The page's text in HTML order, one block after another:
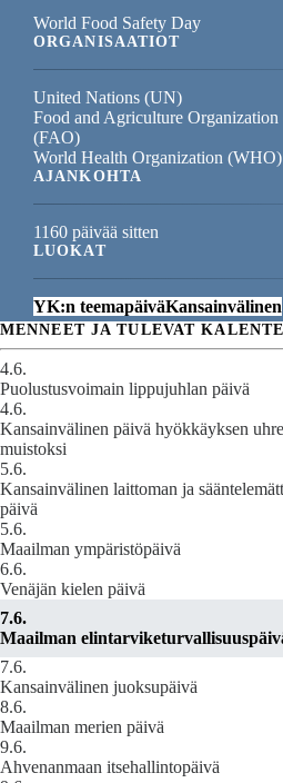
World Food Safety Day
ORGANISAATIOT
United Nations (UN)
Food and Agriculture
(FAO)
World Health Organization (WHO)
AJANKOHTA
1160 päivää sitten
LUOKAT
YK:n teemapäiväKansainvälinen
MENNEET JA TULEVAT
4.6.
Puolustusvoimain lippujuhlan päivä
4.6.
Kansainvälinen päivä hyökkäyksen
muistoksi
5.6.
Kansainvälinen laittoman ja
päivä
5.6.
Maailman ympäristöpäivä
6.6.
Venäjän kielen päivä
7.6.
Maailman
7.6.
Kansainvälinen juoksupäivä
8.6.
Maailman merien päivä
9.6.
Ahvenanmaan itsehallintopäivä